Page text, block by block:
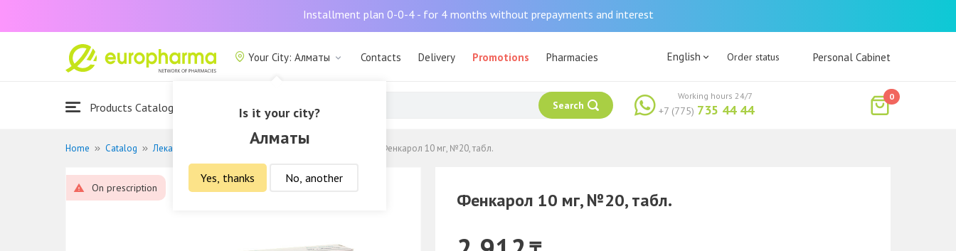
Installment plan 0-0-4 - for 4 months without prepayments and interest
Your City: Алматы
Is it your city?
Алматы
Yes, thanks No, another
Contacts Delivery Promotions Pharmacies
About Us
English Order status Personal Cabinet
Products Catalogue Search +7 (775) 735 44 44
Working hours 24/7 0
Home Catalog Лекарственные средства Фенкарол 10 мг, №20, табл.
On prescription
Фенкарол 10 мг, №20, табл.